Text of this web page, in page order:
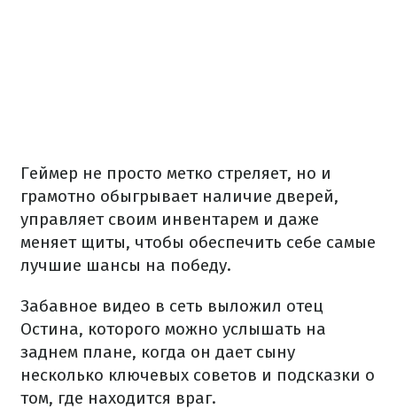
Геймер не просто метко стреляет, но и
грамотно обыгрывает наличие дверей,
управляет своим инвентарем и даже
меняет щиты, чтобы обеспечить себе самые
лучшие шансы на победу.
Забавное видео в сеть выложил отец
Остина, которого можно услышать на
заднем плане, когда он дает сыну
несколько ключевых советов и подсказки о
том, где находится враг.